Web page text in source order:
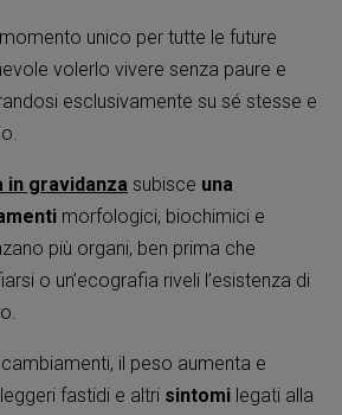
unico per tutte le future
volerlo vivere senza paure e
esclusivamente su sé stesse e
in gravidanza subisce una
morfologici, biochimici e
più organi, ben prima che
o un’ecografia riveli l’esistenza di
il peso aumenta e
fastidi e altri sintomi legati alla